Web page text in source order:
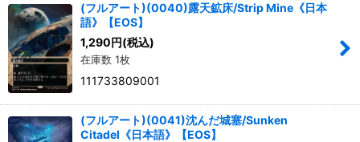
(フルアート)(0040)露天鉱床/Strip Mine《日本
語》【EOS】
1,290円(税込)
在庫数 1枚
111733809001
(フルアート)(0041)沈んだ城塞/Sunken
Citadel《日本語》【EOS】